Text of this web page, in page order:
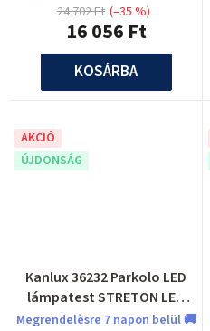
16 056 Ft
24 702 Ft (–35 %)
KOSÁRBA
AKCIÓ
ÚJDONSÁG
Kanlux 36232 Parkolo LED
lámpatest STRETON LED
STRETON LED 150W NW
Megrendelèsre 7 napon belül 🚚